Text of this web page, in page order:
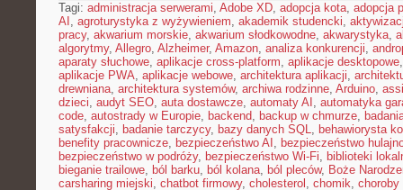
Tagi: administracja serwerami, Adobe XD, adopcja kota, adopcja
AI , agroturystyka z wyżywieniem, akademik studencki,
pracy, akwarium morskie, akwarium słodkowodne, akwarystyka,
algorytmy, Allegro, Alzheimer, Amazon, analiza konkurencji,
aparaty słuchowe, aplikacje cross-platform, aplikacje desktopowe
aplikacje PWA, aplikacje webowe, architektura aplikacji,
drewniana, architektura systemów, archiwa rodzinne, Arduino,
dzieci, audyt SEO, auta dostawcze, automaty AI , automatyka
code, autostrady w Europie, backend, backup w chmurze,
satysfakcji, badanie tarczycy, bazy danych SQL, behawiorysta
benefity pracownicze, bezpieczeństwo AI , bezpieczeństwo
bezpieczeństwo w podróży, bezpieczeństwo Wi-Fi, biblioteki
bieganie trailowe, ból barku, ból kolana, ból pleców, Boże
carsharing miejski, chatbot firmowy, cholesterol , chomik, choroby